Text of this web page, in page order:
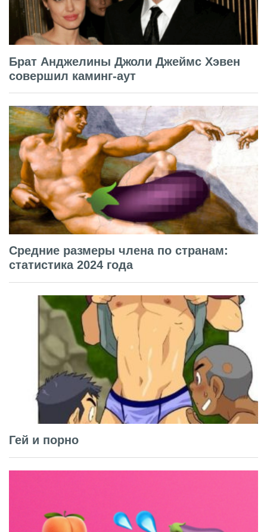
Брат Анджелины Джоли Джеймс Хэвен
совершил каминг-аут
Средние размеры члена по странам:
статистика 2024 года
Гей и порно